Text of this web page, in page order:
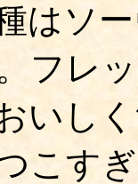
はソ
フレ
いし
こす